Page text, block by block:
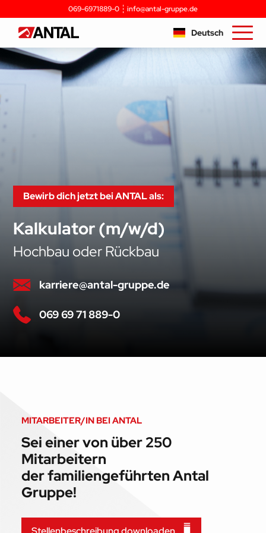
069-6971889-0 info@antal-gruppe.de
Deutsch
Bewirb dich jetzt bei ANTAL als:
Kalkulator (m/w/d)
Hochbau oder Rückbau
karriere@antal-gruppe.de
069 69 71 889-0
MITARBEITER/IN BEI ANTAL
Sei einer von über 250
Mitarbeitern
der familiengeführten Antal
Gruppe!